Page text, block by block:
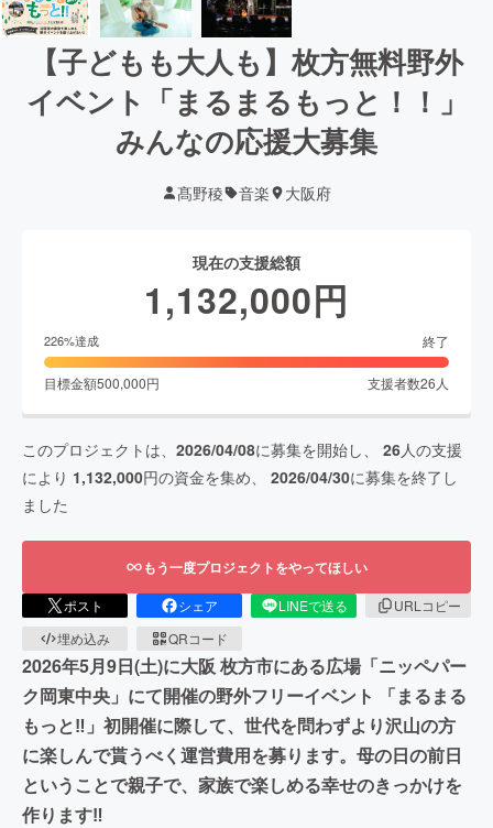
【子どもも大人も】枚方無料野外
イベント「まるまるもっと︎！！」
みんなの応援大募集
髙野稜 音楽 大阪府
現在の支援総額
1,132,000円
226%達成 終了
目標金額500,000円 支援者数26 人
このプロジェクトは、 2026/04/08に募集を開始し、 26人の支援
により 1,132,000円の資金を集め、 2026/04/30に募集を終了し
ました
もう一度プロジェクトをやってほしい
ポスト シェア LINEで送る
URLコピー
埋め込み
QRコード
2026年5月9日(土)に大阪 枚方市にある広場「ニッペパー
ク岡東中央」にて開催の野外フリーイベント 「まるまる
もっと‼︎」初開催に際して、世代を問わずより沢山の方
に楽しんで貰うべく運営費用を募ります。母の日の前日
ということで親子で、家族で楽しめる幸せのきっかけを
作ります‼︎